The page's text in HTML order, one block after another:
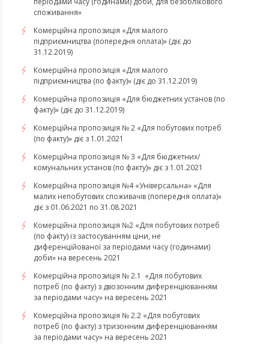
споживання»
Комерційна пропозиція «Для малого
підприємництва (попередня оплата)» (діє до
31.12.2019)
Комерційна пропозиція «Для малого
підприємництва (по факту)» (діє до 31.12.2019)
Комерційна пропозиція «Для бюджетних установ (по
факту)» (діє до 31.12.2019)
Комерційна пропозиція № 2 «Для побутових потреб
(по факту)» діє з 1.01.2021
Комерційна пропозиція № 3 «Для бюджетних/
комунальних установ (по факту)» діє з 1.01.2021
Комерційна пропозиція №4 «Універсальна» «Для
малих непобутових споживачів (попередня оплата)»
діє з 01.06.2021 по 31.08.2021
Комерційна пропозиція №2 «Для побутових потреб
(по факту) із застосуванням ціни, не
диференційованої за періодами часу (годинами)
доби» на вересень 2021
Комерційна пропозиція № 2.1 «Для побутових
потреб (по факту) з двозонним диференціюванням
за періодами часу» на вересень 2021
Комерційна пропозиція № 2.2 «Для побутових
потреб (по факту) з тризонним диференціюванням
за періодами часу» на вересень 2021